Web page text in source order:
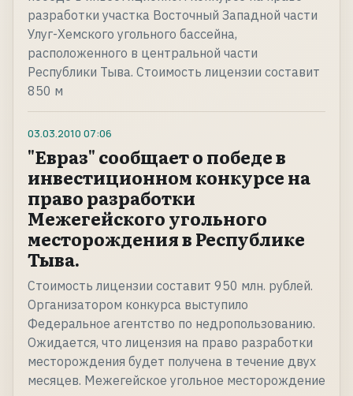
разработки участка Восточный Западной части
Улуг-Хемского угольного бассейна,
расположенного в центральной части
Республики Тыва. Стоимость лицензии составит
850 м
03.03.2010 07:06
"Евраз" сообщает о победе в
инвестиционном конкурсе на
право разработки
Межегейского угольного
месторождения в Республике
Тыва.
Стоимость лицензии составит 950 млн. рублей.
Организатором конкурса выступило
Федеральное агентство по недропользованию.
Ожидается, что лицензия на право разработки
месторождения будет получена в течение двух
месяцев. Межегейское угольное месторождение